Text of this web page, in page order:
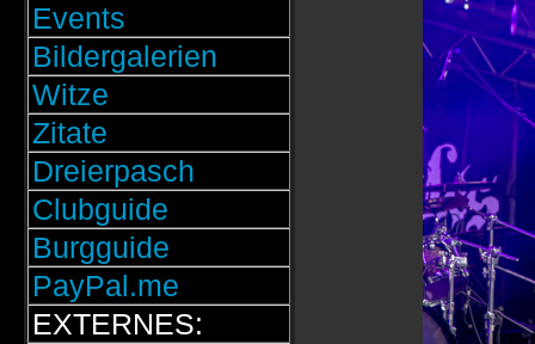
Events
Bildergalerien
Witze
Zitate
Dreierpasch
Clubguide
Burgguide
PayPal.me
EXTERNES: